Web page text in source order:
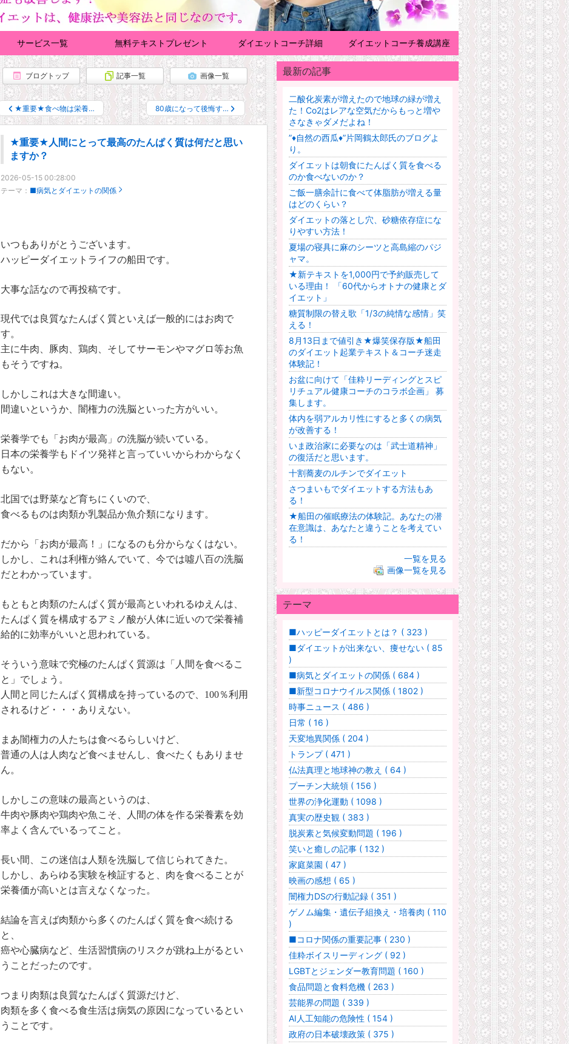
ブログトップ 記事一覧 画像一覧
★重要★食べ物は栄養… 80歳になって後悔す…
★重要★人間にとって最高のたんぱく質は何だと思い
ますか？
2026-05-15 00:28:00
テーマ： ■病気とダイエットの関係
いつもありがとうございます。
ハッピーダイエットライフの船田です。
大事な話なので再投稿です。
現代では良質なたんぱく質といえば一般的にはお肉で
す。
主に牛肉、豚肉、鶏肉、そしてサーモンやマグロ等お魚
もそうですね。
しかしこれは大きな間違い。
間違いというか、闇権力の洗脳といった方がいい。
栄養学でも「お肉が最高」の洗脳が続いている。
日本の栄養学もドイツ発祥と言っていいからわからなく
もない。
北国では野菜など育ちにくいので、
食べるものは肉類か乳製品か魚介類になります。
だから「お肉が最高！」になるのも分からなくはない。
しかし、これは利権が絡んでいて、今では噓八百の洗脳
だとわかっています。
もともと肉類のたんぱく質が最高といわれるゆえんは、
たんぱく質を構成するアミノ酸が人体に近いので栄養補
給的に効率がいいと思われている。
そういう意味で究極のたんぱく質源は「人間を食べるこ
と」でしょう。
人間と同じたんぱく質構成を持っているので、 100％利用
されるけど・・・ありえない。
まあ闇権力の人たちは食べるらしいけど、
普通の人は人肉など食べませんし、食べたくもありませ
ん。
しかしこの意味の最高というのは、
牛肉や豚肉や鶏肉や魚こそ、人間の体を作る栄養素を効
率よく含んでいるってこと。
長い間、この迷信は人類を洗脳して信じられてきた。
しかし、あらゆる実験を検証すると、肉を食べることが
栄養価が高いとは言えなくなった。
結論を言えば肉類から多くのたんぱく質を食べ続ける
と、
癌や心臓病など、生活習慣病のリスクが跳ね上がるとい
うことだったのです。
つまり肉類は良質なたんぱく質源だけど、
肉類を多く食べる食生活は病気の原因になっているとい
うことです。
最新の記事
二酸化炭素が増えたので地球の緑が増え
た！Co2はレアな空気だからもっと増や
さなきゃダメだよね！
”♦️自然の西瓜♦️”片岡鶴太郎氏のブログよ
り。
ダイエットは朝食にたんぱく質を食べる
のか食べないのか？
ご飯一膳余計に食べて体脂肪が増える量
はどのくらい？
ダイエットの落とし穴、砂糖依存症にな
りやすい方法！
夏場の寝具に麻のシーツと高島縮のパジ
ャマ。
★新テキストを1,000円で予約販売して
いる理由！ 「60代からオトナの健康とダ
イエット」
糖質制限の替え歌「1/3の純情な感情」笑
える！
8月13日まで値引き★爆笑保存版★船田
のダイエット起業テキスト＆コーチ迷走
体験記！
お盆に向けて「佳粋リーディングとスピ
リチュアル健康コーチのコラボ企画」 募
集します。
体内を弱アルカリ性にすると多くの病気
が改善する！
いま政治家に必要なのは「武士道精神」
の復活だと思います。
十割蕎麦のルチンでダイエット
さつまいもでダイエットする方法もあ
る！
★船田の催眠療法の体験記。あなたの潜
在意識は、あなたと違うことを考えてい
る！
一覧を見る
画像一覧を見る
テーマ
■ハッピーダイエットとは？ ( 323 )
■ダイエットが出来ない、痩せない ( 85
)
■病気とダイエットの関係 ( 684 )
■新型コロナウイルス関係 ( 1802 )
時事ニュース ( 486 )
日常 ( 16 )
天変地異関係 ( 204 )
トランプ ( 471 )
仏法真理と地球神の教え ( 64 )
プーチン大統領 ( 156 )
世界の浄化運動 ( 1098 )
真実の歴史観 ( 383 )
脱炭素と気候変動問題 ( 196 )
笑いと癒しの記事 ( 132 )
家庭菜園 ( 47 )
映画の感想 ( 65 )
闇権力DSの行動記録 ( 351 )
ゲノム編集・遺伝子組換え・培養肉 ( 110
)
■コロナ関係の重要記事 ( 230 )
佳粋ボイスリーディング ( 92 )
LGBTとジェンダー教育問題 ( 160 )
食品問題と食料危機 ( 263 )
芸能界の問題 ( 339 )
AI人工知能の危険性 ( 154 )
政府の日本破壊政策 ( 375 )
サービス一覧 無料テキストプレゼント ダイエットコーチ詳細 ダイエットコーチ養成講座